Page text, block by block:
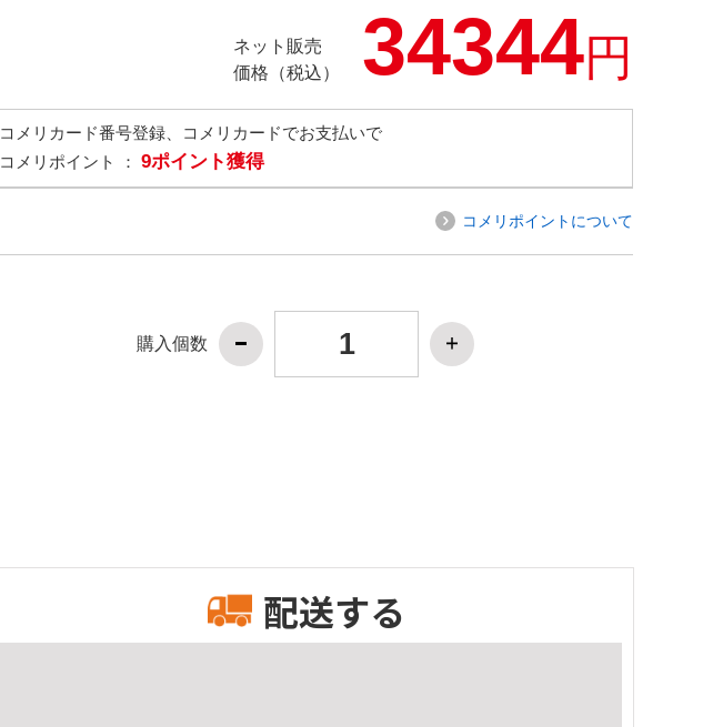
ネット販売
価格（税込）
34344円
コメリカード番号登録、コメリカードでお支払いで
コメリポイント ： 9ポイント獲得
コメリポイントについて
購入個数
配送する